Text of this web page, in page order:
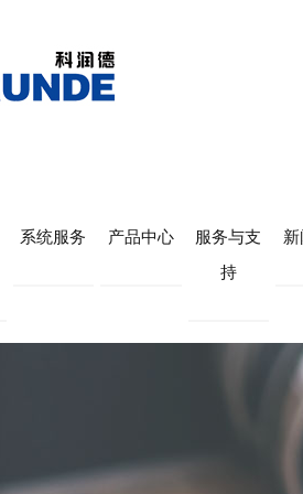
系统服务 产品中心
服务与支
持